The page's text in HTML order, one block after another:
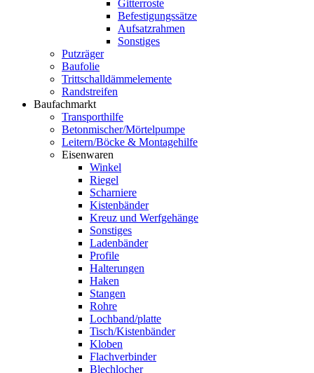
Gitterroste
Befestigungssätze
Aufsatzrahmen
Sonstiges
Putzräger
Baufolie
Trittschalldämmelemente
Randstreifen
Baufachmarkt
Transporthilfe
Betonmischer/Mörtelpumpe
Leitern/Böcke & Montagehilfe
Eisenwaren
Winkel
Riegel
Scharniere
Kistenbänder
Kreuz und Werfgehänge
Sonstiges
Ladenbänder
Profile
Halterungen
Haken
Stangen
Rohre
Lochband/platte
Tisch/Kistenbänder
Kloben
Flachverbinder
Blechlocher